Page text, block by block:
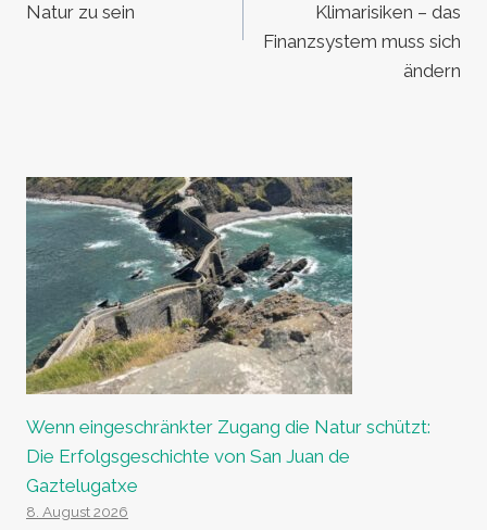
Natur zu sein
Klimarisiken – das
Finanzsystem muss sich
ändern
Wenn eingeschränkter Zugang die Natur schützt:
Die Erfolgsgeschichte von San Juan de
Gaztelugatxe
8. August 2026